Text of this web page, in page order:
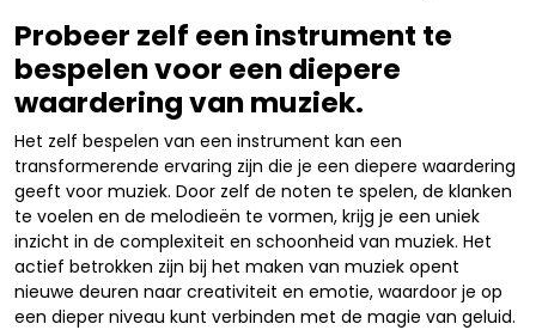
Probeer zelf een instrument te
bespelen voor een diepere
waardering van muziek.
Het zelf bespelen van een instrument kan een
transformerende ervaring zijn die je een diepere waardering
geeft voor muziek. Door zelf de noten te spelen, de klanken
te voelen en de melodieën te vormen, krijg je een uniek
inzicht in de complexiteit en schoonheid van muziek. Het
actief betrokken zijn bij het maken van muziek opent
nieuwe deuren naar creativiteit en emotie, waardoor je op
een dieper niveau kunt verbinden met de magie van geluid.